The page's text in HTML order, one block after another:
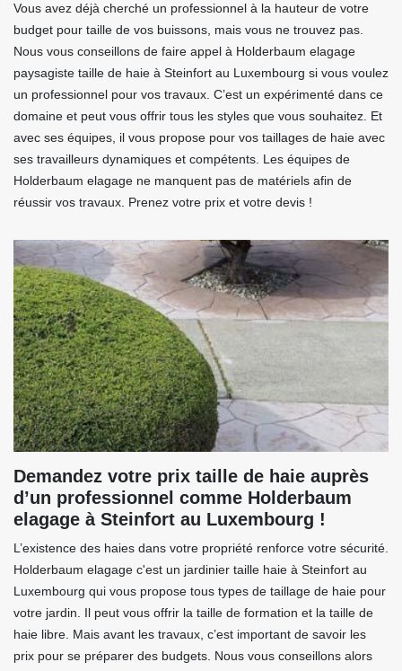
Vous avez déjà cherché un professionnel à la hauteur de votre
budget pour taille de vos buissons, mais vous ne trouvez pas.
Nous vous conseillons de faire appel à Holderbaum elagage
paysagiste taille de haie à Steinfort au Luxembourg si vous voulez
un professionnel pour vos travaux. C’est un expérimenté dans ce
domaine et peut vous offrir tous les styles que vous souhaitez. Et
avec ses équipes, il vous propose pour vos taillages de haie avec
ses travailleurs dynamiques et compétents. Les équipes de
Holderbaum elagage ne manquent pas de matériels afin de
réussir vos travaux. Prenez votre prix et votre devis !
Demandez votre prix taille de haie auprès
d’un professionnel comme Holderbaum
elagage à Steinfort au Luxembourg !
L’existence des haies dans votre propriété renforce votre sécurité.
Holderbaum elagage c'est un jardinier taille haie à Steinfort au
Luxembourg qui vous propose tous types de taillage de haie pour
votre jardin. Il peut vous offrir la taille de formation et la taille de
haie libre. Mais avant les travaux, c’est important de savoir les
prix pour se préparer des budgets. Nous vous conseillons alors